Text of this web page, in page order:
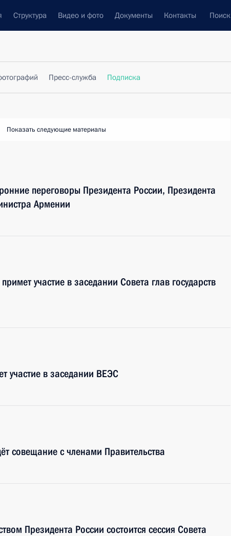
Структура Видео и фото Документы Контакты Поиск
Пресс-служба Подписка
Показать следующие материалы
переговоры Президента России, Президента
Армении
участие в заседании Совета глав государств
участие в заседании ВЕЭС
совещание с членами Правительства
Президента России состоится сессия Совета